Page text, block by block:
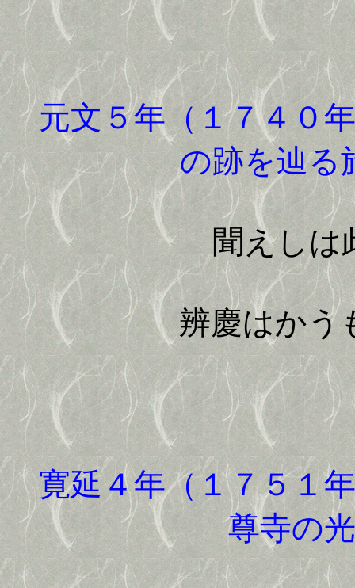
元文５年（１７４０
の跡を辿る
聞えしは
辨慶はかう
寛延４年（１７５１年
尊寺の